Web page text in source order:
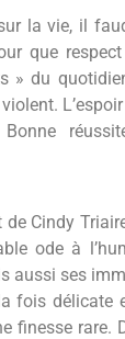
la vie, il
que
» du
Cindy
ode à
aussi ses
fois délicate
finesse rare.